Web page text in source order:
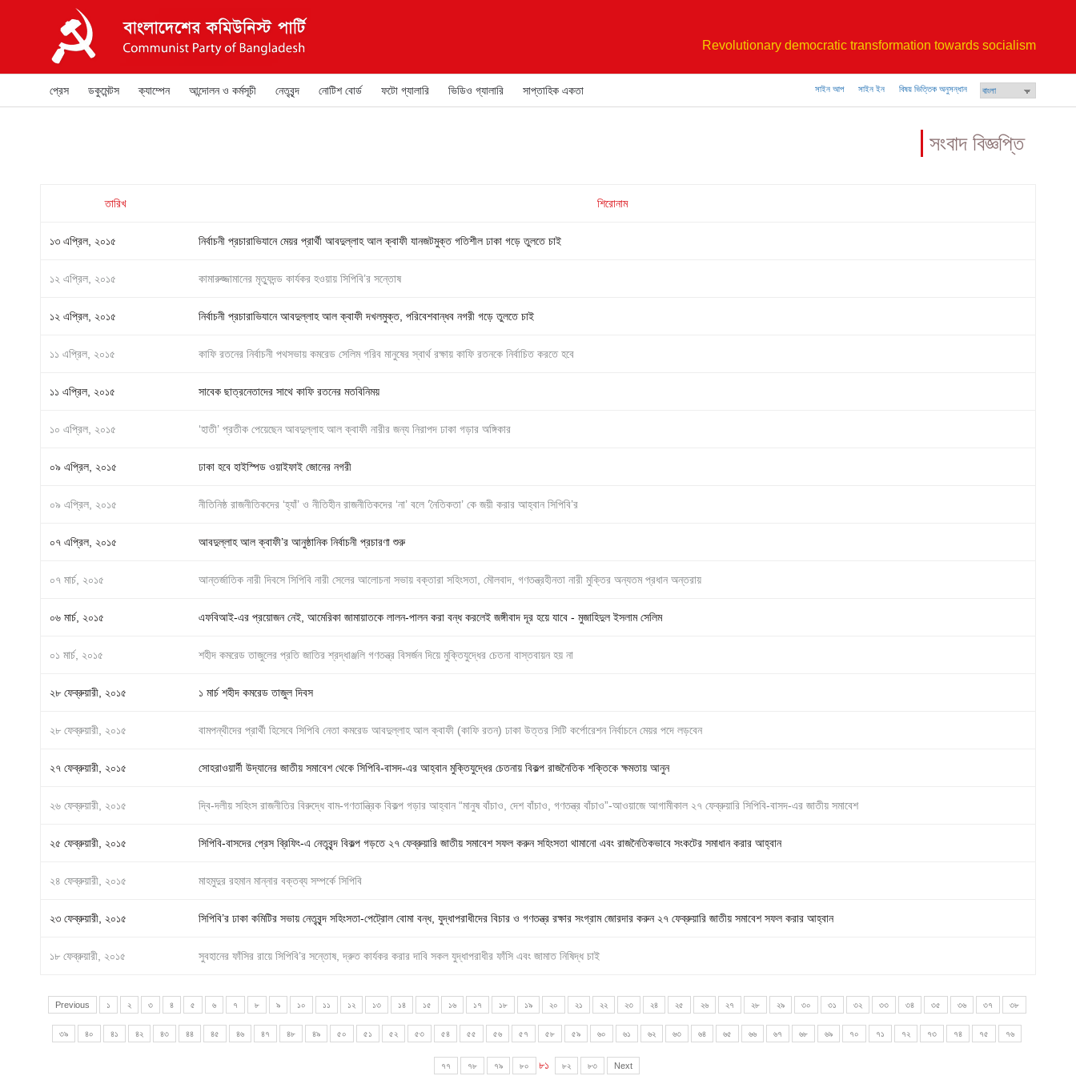
Revolutionary democratic transformation towards socialism
প্রেস ডকুমেন্টস ক্যাম্পেন আন্দোলন ও কর্মসূচী নেতৃবৃন্দ নোটিশ বোর্ড ফটো গ্যালারি ভিডিও গ্যালারি সাপ্তাহিক একতা সাইন আপ সাইন ইন বিষয় ভিত্তিক অনুসন্ধান
সংবাদ বিজ্ঞপ্তি
তারিখ শিরোনাম
১৩ এপ্রিল, ২০১৫ নির্বাচনী প্রচারাভিযানে মেয়র প্রার্থী আবদুল্লাহ আল ক্বাফী যানজটমুক্ত গতিশীল ঢাকা গড়ে তুলতে চাই
১২ এপ্রিল, ২০১৫ কামারুজ্জামানের মৃত্যুদন্ড কার্যকর হওয়ায় সিপিবি’র সন্তোষ
১২ এপ্রিল, ২০১৫ নির্বাচনী প্রচারাভিযানে আবদুল্লাহ আল ক্বাফী দখলমুক্ত, পরিবেশবান্ধব নগরী গড়ে তুলতে চাই
১১ এপ্রিল, ২০১৫ কাফি রতনের নির্বাচনী পথসভায় কমরেড সেলিম গরিব মানুষের স্বার্থ রক্ষায় কাফি রতনকে নির্বাচিত করতে হবে
১১ এপ্রিল, ২০১৫ সাবেক ছাত্রনেতাদের সাথে কাফি রতনের মতবিনিময়
১০ এপ্রিল, ২০১৫ ‘হাতী’ প্রতীক পেয়েছেন আবদুল্লাহ আল ক্বাফী নারীর জন্য নিরাপদ ঢাকা গড়ার অঙ্গিকার
০৯ এপ্রিল, ২০১৫ ঢাকা হবে হাইস্পিড ওয়াইফাই জোনের নগরী
০৯ এপ্রিল, ২০১৫ নীতিনিষ্ঠ রাজনীতিকদের ‘হ্যাঁ’ ও নীতিহীন রাজনীতিকদের ‘না’ বলে ‘নৈতিকতা’ কে জয়ী করার আহ্বান সিপিবি’র
০৭ এপ্রিল, ২০১৫ আবদুল্লাহ আল ক্বাফী’র আনুষ্ঠানিক নির্বাচনী প্রচারণা শুরু
০৭ মার্চ, ২০১৫ আন্তর্জাতিক নারী দিবসে সিপিবি নারী সেলের আলোচনা সভায় বক্তারা সহিংসতা, মৌলবাদ, গণতন্ত্রহীনতা নারী মুক্তির অন্যতম প্রধান অন্তরায়
০৬ মার্চ, ২০১৫ এফবিআই-এর প্রয়োজন নেই, আমেরিকা জামায়াতকে লালন-পালন করা বন্ধ করলেই জঙ্গীবাদ দূর হয়ে যাবে - মুজাহিদুল ইসলাম সেলিম
০১ মার্চ, ২০১৫ শহীদ কমরেড তাজুলের প্রতি জাতির শ্রদ্ধাঞ্জলি গণতন্ত্র বিসর্জন দিয়ে মুক্তিযুদ্ধের চেতনা বাস্তবায়ন হয় না
২৮ ফেব্রুয়ারী, ২০১৫ ১ মার্চ শহীদ কমরেড তাজুল দিবস
২৮ ফেব্রুয়ারী, ২০১৫ বামপন্থীদের প্রার্থী হিসেবে সিপিবি নেতা কমরেড আবদুল্লাহ আল ক্বাফী (কাফি রতন) ঢাকা উত্তর সিটি কর্পোরেশন নির্বাচনে মেয়র পদে লড়বেন
২৭ ফেব্রুয়ারী, ২০১৫ সোহরাওয়ার্দী উদ্যানের জাতীয় সমাবেশ থেকে সিপিবি-বাসদ-এর আহ্বান মুক্তিযুদ্ধের চেতনায় বিকল্প রাজনৈতিক শক্তিকে ক্ষমতায় আনুন
২৬ ফেব্রুয়ারী, ২০১৫ দ্বি-দলীয় সহিংস রাজনীতির বিরুদ্ধে বাম-গণতান্ত্রিক বিকল্প গড়ার আহ্বান “মানুষ বাঁচাও, দেশ বাঁচাও, গণতন্ত্র বাঁচাও”-আওয়াজে আগামীকাল ২৭ ফেব্রুয়ারি সিপিবি-বাসদ-এর জাতীয় সমাবেশ
২৫ ফেব্রুয়ারী, ২০১৫ সিপিবি-বাসদের প্রেস ব্রিফিং-এ নেতৃবৃন্দ বিকল্প গড়তে ২৭ ফেব্রুয়ারি জাতীয় সমাবেশ সফল করুন সহিংসতা থামানো এবং রাজনৈতিকভাবে সংকটের সমাধান করার আহ্বান
২৪ ফেব্রুয়ারী, ২০১৫ মাহমুদুর রহমান মান্নার বক্তব্য সম্পর্কে সিপিবি
২৩ ফেব্রুয়ারী, ২০১৫ সিপিবি’র ঢাকা কমিটির সভায় নেতৃবৃন্দ সহিংসতা-পেট্রোল বোমা বন্ধ, যুদ্ধাপরাধীদের বিচার ও গণতন্ত্র রক্ষার সংগ্রাম জোরদার করুন ২৭ ফেব্রুয়ারি জাতীয় সমাবেশ সফল করার আহ্বান
১৮ ফেব্রুয়ারী, ২০১৫ সুবহানের ফাঁসির রায়ে সিপিবি’র সন্তোষ, দ্রুত কার্যকর করার দাবি সকল যুদ্ধাপরাধীর ফাঁসি এবং জামাত নিষিদ্ধ চাই
Previous ১ ২ ৩ ৪ ৫ ৬ ৭ ৮ ৯ ১০ ১১ ১২ ১৩ ১৪ ১৫ ১৬ ১৭ ১৮ ১৯ ২০ ২১ ২২ ২৩ ২৪ ২৫ ২৬ ২৭ ২৮ ২৯ ৩০ ৩১ ৩২ ৩৩ ৩৪ ৩৫ ৩৬ ৩৭ ৩৮
৩৯ ৪০ ৪১ ৪২ ৪৩ ৪৪ ৪৫ ৪৬ ৪৭ ৪৮ ৪৯ ৫০ ৫১ ৫২ ৫৩ ৫৪ ৫৫ ৫৬ ৫৭ ৫৮ ৫৯ ৬০ ৬১ ৬২ ৬৩ ৬৪ ৬৫ ৬৬ ৬৭ ৬৮ ৬৯ ৭০ ৭১ ৭২ ৭৩ ৭৪ ৭৫ ৭৬
৭৭ ৭৮ ৭৯ ৮০ ৮১ ৮২ ৮৩ Next